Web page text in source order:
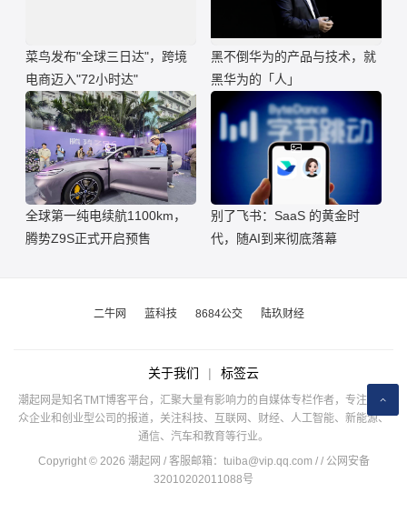
菜鸟发布"全球三日达"，跨境
电商迈入"72小时达"
黑不倒华为的产品与技术，就
黑华为的「人」
全球第一纯电续航1100km，
腾势Z9S正式开启预售
别了飞书：SaaS 的黄金时
代，随AI到来彻底落幕
二牛网 蓝科技 8684公交 陆玖财经
关于我们 | 标签云
潮起网是知名TMT博客平台，汇聚大量有影响力的自媒体专栏作者，专注于公
众企业和创业型公司的报道，关注科技、互联网、财经、人工智能、新能源、
通信、汽车和教育等行业。
Copyright © 2026 潮起网 / 客服邮箱： tuiba@vip.qq.com / / 公网安备
32010202011088号